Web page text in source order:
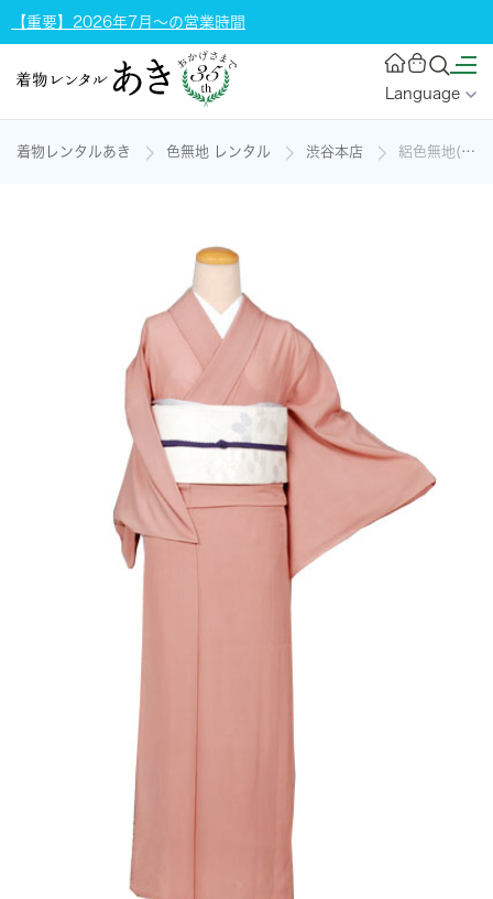
【重要】2026年7月～の営業時間
Language
着物レンタルあき 色無地 レンタル 渋谷本店 絽色無地(サーモンピンク地の絽)の着物レンタル